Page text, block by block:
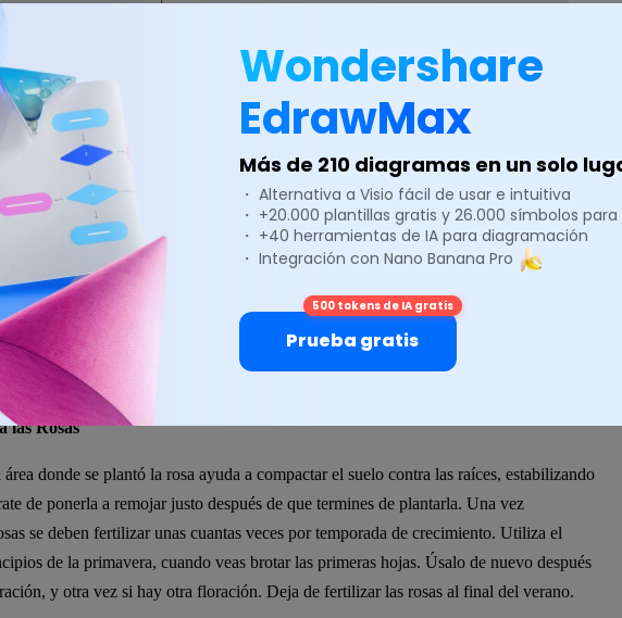
o la rosa en maceta en la parte superior del montículo. Usa una pala para rellenar
La unión de los brotes de la rosa debe estar ubicada a unos 5 centímetros por
del suelo. Si vives en una región más fría, es posible que necesites plantar tus
para protegerlas de las bajas temperaturas. Además, aprende
cómo cultivar lirios
las Rosas
donde se plantó la rosa ayuda a compactar el suelo contra las raíces, estabilizando
de ponerla a remojar justo después de que termines de plantarla. Una vez
se deben fertilizar unas cuantas veces por temporada de crecimiento. Utiliza el
de la primavera, cuando veas brotar las primeras hojas. Úsalo de nuevo después
y otra vez si hay otra floración. Deja de fertilizar las rosas al final del verano.
Wondershare
EdrawMax
Más de 210 diagramas en un solo
・ Alternativa a Visio fácil de usar e intuitiva
・ +20.000 plantillas gratis y 26.000 símbolos para
・ +40 herramientas de IA para diagramación
・ Integración con Nano Banana Pro
500 tokens de IA gratis
Prueba gratis